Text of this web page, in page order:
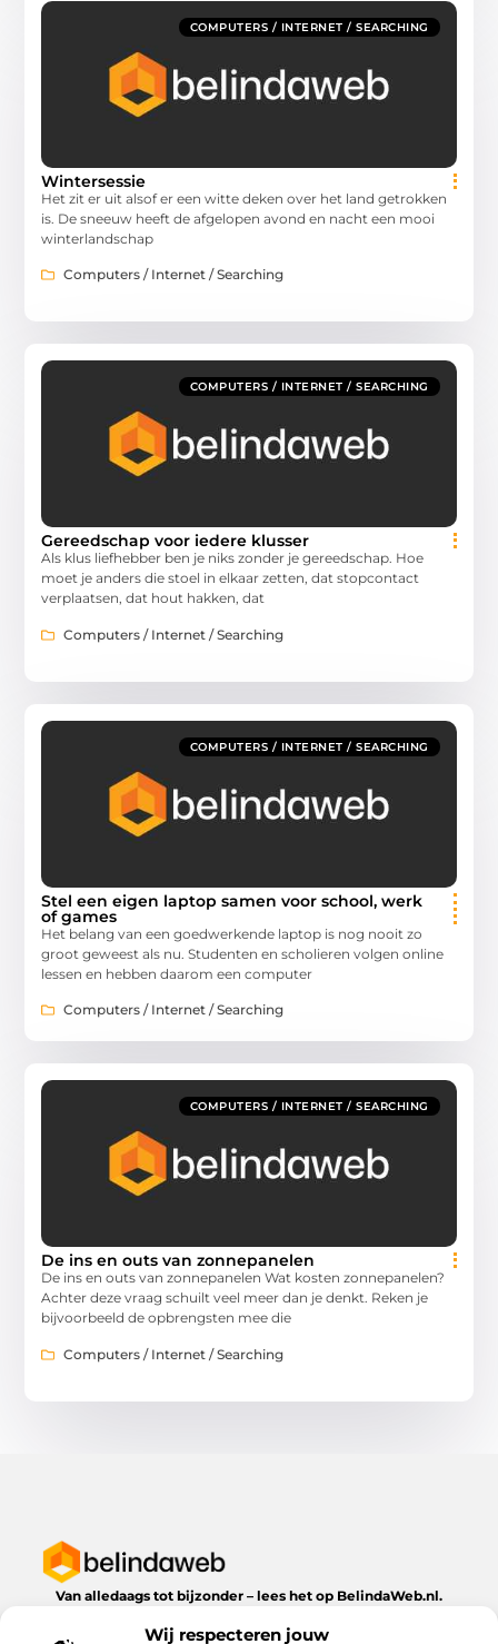
Wij respecteren jouw
COMPUTERS / INTERNET / SEARCHING
Wintersessie
Het zit er uit alsof er een witte deken over het land getrokken
is. De sneeuw heeft de afgelopen avond en nacht een mooi
winterlandschap
Computers / Internet / Searching
COMPUTERS / INTERNET / SEARCHING
Gereedschap voor iedere klusser
Als klus liefhebber ben je niks zonder je gereedschap. Hoe
moet je anders die stoel in elkaar zetten, dat stopcontact
verplaatsen, dat hout hakken, dat
Computers / Internet / Searching
COMPUTERS / INTERNET / SEARCHING
Stel een eigen laptop samen voor school, werk
of games
Het belang van een goedwerkende laptop is nog nooit zo
groot geweest als nu. Studenten en scholieren volgen online
lessen en hebben daarom een computer
Computers / Internet / Searching
COMPUTERS / INTERNET / SEARCHING
De ins en outs van zonnepanelen
De ins en outs van zonnepanelen Wat kosten zonnepanelen?
Achter deze vraag schuilt veel meer dan je denkt. Reken je
bijvoorbeeld de opbrengsten mee die
Computers / Internet / Searching
Van alledaags tot bijzonder – lees het op BelindaWeb.nl.
dagelijks leven te bieden heeft.